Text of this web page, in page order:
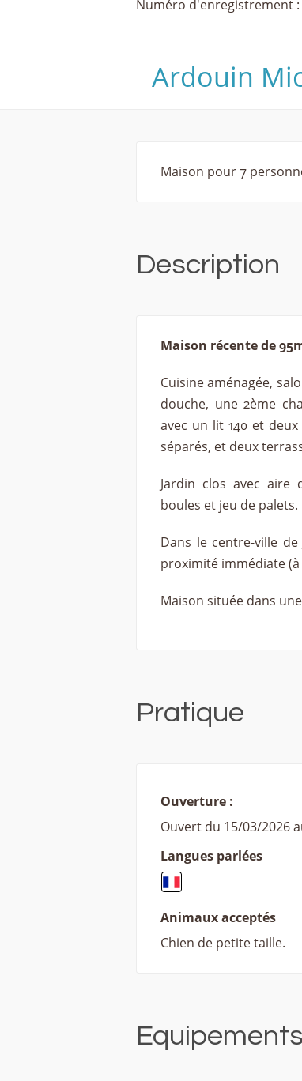
Numéro d'enregistrement :
Ardouin
Maison pour 7
Description
Maison récente de
Cuisine aménagée,
douche, une 2ème
avec un lit 140 et
séparés, et deux
Jardin clos avec aire
boules et jeu de palets.
Dans le centre-ville
proximité immédiate (à
Maison située dans
Pratique
Ouverture :
Ouvert du 15/03/2026
Langues parlées
Animaux acceptés
Chien de petite taille.
Equipements